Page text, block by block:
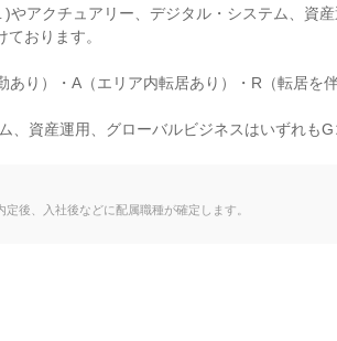
アクチュアリー、デジタル・システム、資
おります。
り）・A（エリア内転居あり）・R（転居を
、資産運用、グローバルビジネスはいずれも
後、入社後などに配属職種が確定します。